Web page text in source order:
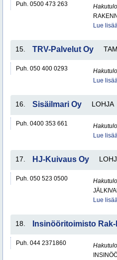
Puh. 0500 473 263
Lue
15. TRV-Palvelut Oy
Puh. 050 400 0293
Lue
16. Sisäilmari Oy LOHJA
Puh. 0400 353 661
Lue
17. HJ-Kuivaus Oy
Puh. 050 523 0500
Lue
18. Insinööritoimisto
Puh. 044 2371860